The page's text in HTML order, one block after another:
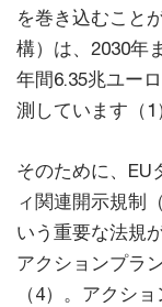
を巻き込むこと
構）は、2030年
年間6.35兆ユー
測しています（1
そのために、EU
ィ関連開示規制
いう重要な法規
アクションプラ
（4）。アクシ